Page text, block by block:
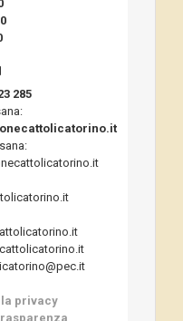
285
privacy